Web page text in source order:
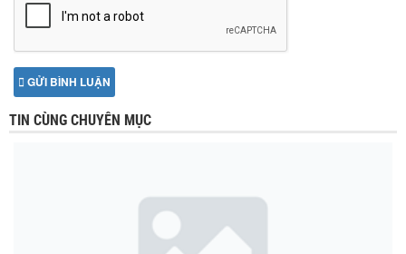
GỬI BÌNH LUẬN
TIN CÙNG CHUYÊN MỤC